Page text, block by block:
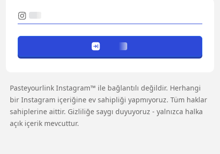
Pasteyourlink Instagram™ ile bağlantılı değildir. Herhangi
bir Instagram içeriğine ev sahipliği yapmıyoruz. Tüm haklar
sahiplerine aittir. Gizliliğe saygı duyuyoruz - yalnızca halka
açık içerik mevcuttur.